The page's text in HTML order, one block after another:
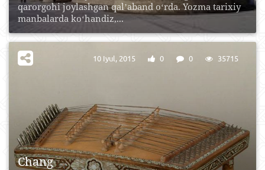
qarorgohi joylashgan qalʼaband oʻrda. Yozma tarixiy
manbalarda koʻhandiz,...
Chang
10 Iyul, 2015 0 0 35715